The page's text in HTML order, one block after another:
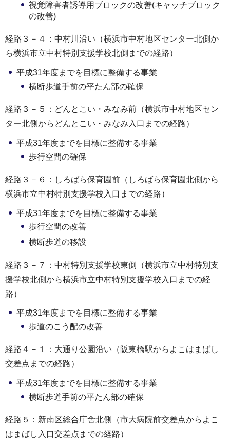
視覚障害者誘導用ブロックの改善(キャッチブロック
の改善)
経路３－４：中村川沿い（横浜市中村地区センター北側か
ら横浜市立中村特別支援学校北側までの経路）
平成31年度までを目標に整備する事業
横断歩道手前の平たん部の確保
経路３－５：どんとこい・みなみ前（横浜市中村地区セン
ター北側からどんとこい・みなみ入口までの経路）
平成31年度までを目標に整備する事業
歩行空間の確保
経路３－６：しろばら保育園前（しろばら保育園北側から
横浜市立中村特別支援学校入口までの経路）
平成31年度までを目標に整備する事業
歩行空間の改善
横断歩道の移設
経路３－７：中村特別支援学校東側（横浜市立中村特別支
援学校北側から横浜市立中村特別支援学校入口までの経
路）
平成31年度までを目標に整備する事業
歩道のこう配の改善
経路４－１：大通り公園沿い（阪東橋駅からよこはまばし
交差点までの経路）
平成31年度までを目標に整備する事業
横断歩道手前の平たん部の確保
経路５：新南区総合庁舎北側（市大病院前交差点からよこ
はまばし入口交差点までの経路）